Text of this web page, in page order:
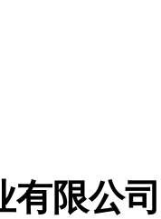
有限公司